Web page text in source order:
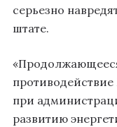
серьезно
штате.
при
развитию